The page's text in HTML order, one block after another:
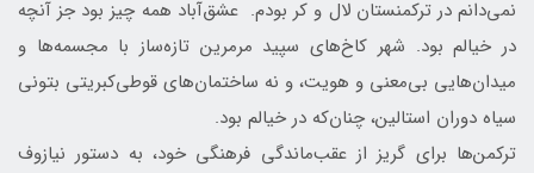
نمی‌دانم در ترکمنستان لال و کر بودم. عشق‌آباد همه چیز بود جز آنچه
در خیالم بود. شهر کاخ‌های سپید مرمرین تازه‌ساز با مجسمه‌ها و
میدان‌هایی بی‌معنی و هویت، و نه ساختمان‌های قوطی‌کبریتی بتونی
سیاه دوران استالین، چنان‌که در خیالم بود.
ترکمن‌ها برای گریز از عقب‌ماندگی فرهنگی خود، به دستور نیازوف